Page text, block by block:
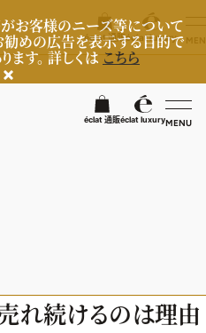
お客様のニーズ等について
勧めの広告を表示する目的で
す。 詳しくはこちら
éclat 通販éclat luxuryMENU検
éclat 通販éclat luxury
売れ続けるのは理由